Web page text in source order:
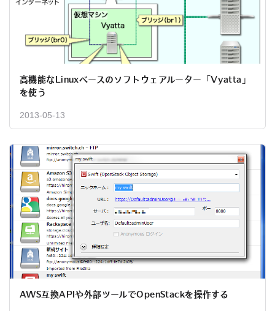
高機能なLinuxベースのソフトウェアルーター「Vyatta」
を使う
2013-05-13
AWS互換APIや外部ツールでOpenStackを操作する